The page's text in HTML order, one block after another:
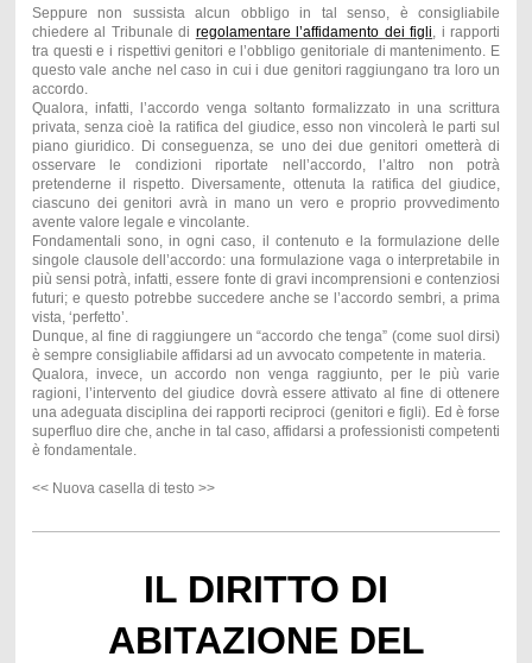
Seppure non sussista alcun obbligo in tal senso, è consigliabile
chiedere al Tribunale di regolamentare l’affidamento dei figli , i rapporti
tra questi e i rispettivi genitori e l’obbligo genitoriale di mantenimento. E
questo vale anche nel caso in cui i due genitori raggiungano tra loro un
accordo.
Qualora, infatti, l’accordo venga soltanto formalizzato in una scrittura
privata, senza cioè la ratifica del giudice, esso non vincolerà le parti sul
piano giuridico. Di conseguenza, se uno dei due genitori ometterà di
osservare le condizioni riportate nell’accordo, l’altro non potrà
pretenderne il rispetto. Diversamente, ottenuta la ratifica del giudice,
ciascuno dei genitori avrà in mano un vero e proprio provvedimento
avente valore legale e vincolante.
Fondamentali sono, in ogni caso, il contenuto e la formulazione delle
singole clausole dell’accordo: una formulazione vaga o interpretabile in
più sensi potrà, infatti, essere fonte di gravi incomprensioni e contenziosi
futuri; e questo potrebbe succedere anche se l’accordo sembri, a prima
vista, ‘perfetto’.
Dunque, al fine di raggiungere un “accordo che tenga” (come suol dirsi)
è sempre consigliabile affidarsi ad un avvocato competente in materia.
Qualora, invece, un accordo non venga raggiunto, per le più varie
ragioni, l’intervento del giudice dovrà essere attivato al fine di ottenere
una adeguata disciplina dei rapporti reciproci (genitori e figli). Ed è forse
superfluo dire che, anche in tal caso, affidarsi a professionisti competenti
è fondamentale.
<< Nuova casella di testo >>
IL DIRITTO DI
ABITAZIONE DEL